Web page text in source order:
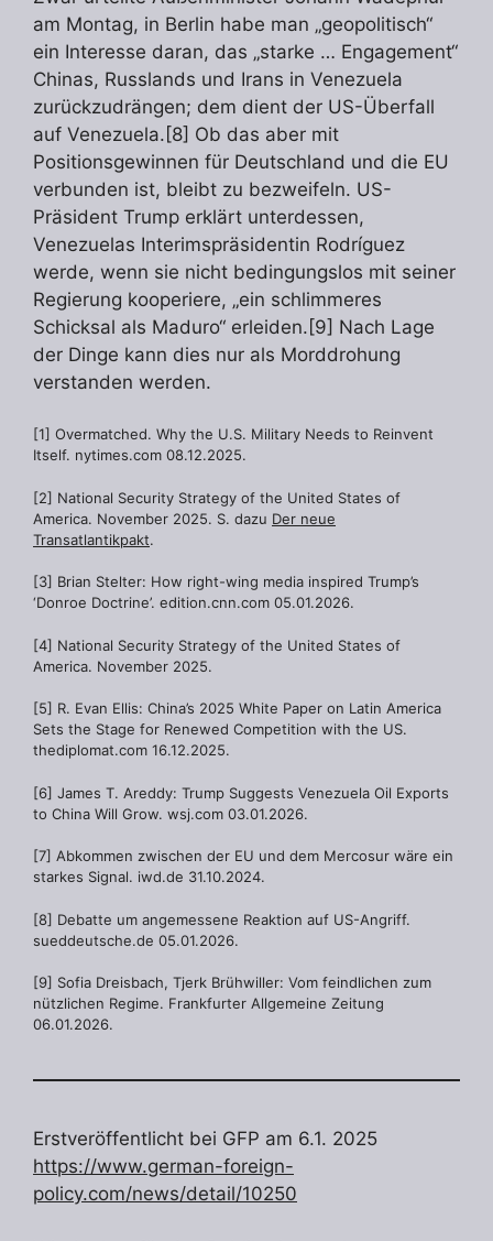
am Montag, in Berlin habe man „geopolitisch“
ein Interesse daran, das „starke … Engagement“
Chinas, Russlands und Irans in Venezuela
zurückzudrängen; dem dient der US-Überfall
auf Venezuela.[8] Ob das aber mit
Positionsgewinnen für Deutschland und die EU
verbunden ist, bleibt zu bezweifeln. US-
Präsident Trump erklärt unterdessen,
Venezuelas Interimspräsidentin Rodríguez
werde, wenn sie nicht bedingungslos mit seiner
Regierung kooperiere, „ein schlimmeres
Schicksal als Maduro“ erleiden.[9] Nach Lage
der Dinge kann dies nur als Morddrohung
verstanden werden.
[1] Overmatched. Why the U.S. Military Needs to Reinvent
Itself. nytimes.com 08.12.2025.
[2] National Security Strategy of the United States of
America. November 2025. S. dazu Der neue
Transatlantikpakt.
[3] Brian Stelter: How right-wing media inspired Trump’s
‘Donroe Doctrine’. edition.cnn.com 05.01.2026.
[4] National Security Strategy of the United States of
America. November 2025.
[5] R. Evan Ellis: China’s 2025 White Paper on Latin America
Sets the Stage for Renewed Competition with the US.
thediplomat.com 16.12.2025.
[6] James T. Areddy: Trump Suggests Venezuela Oil Exports
to China Will Grow. wsj.com 03.01.2026.
[7] Abkommen zwischen der EU und dem Mercosur wäre ein
starkes Signal. iwd.de 31.10.2024.
[8] Debatte um angemessene Reaktion auf US-Angriff.
sueddeutsche.de 05.01.2026.
[9] Sofia Dreisbach, Tjerk Brühwiller: Vom feindlichen zum
nützlichen Regime. Frankfurter Allgemeine Zeitung
06.01.2026.
Erstveröffentlicht bei GFP am 6.1. 2025
https://www.german-foreign-
policy.com/news/detail/10250